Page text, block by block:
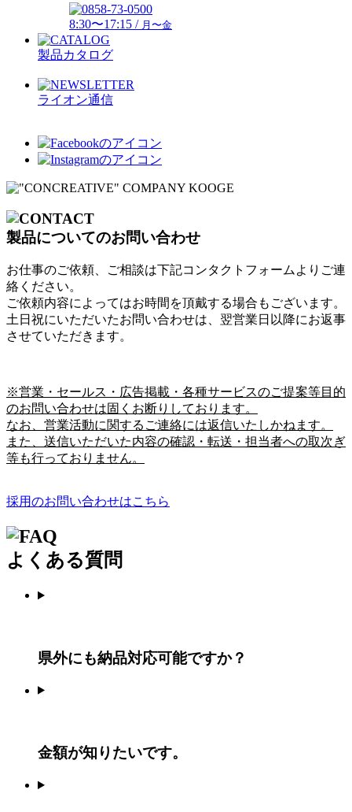
8:30〜17:15 / 月〜金
製品カタログ
ライオン通信
製品についてのお問い合わせ
お仕事のご依頼、ご相談は下記コンタクトフォームよりご連
絡ください。
ご依頼内容によってはお時間を頂戴する場合もございます。
土日祝にいただいたお問い合わせは、翌営業日以降にお返事
させていただきます。
※営業・セールス・広告掲載・各種サービスのご提案等目的
のお問い合わせは固くお断りしております。
なお、営業活動に関するご連絡には返信いたしかねます。
また、送信いただいた内容の確認・転送・担当者への取次ぎ
等も行っておりません。
採用のお問い合わせはこちら
よくある質問
県外にも納品対応可能ですか？
金額が知りたいです。